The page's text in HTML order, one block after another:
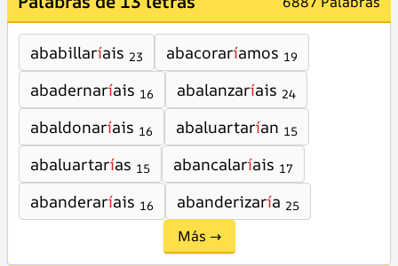
ababillaríais 23 abacoraríamos 19
abadernaríais 16 abalanzaríais 24
abaldonaríais 16 abaluartarían 15
abaluartarías 15 abancalaríais 17
abanderaríais 16 abanderizaría 25
Más →